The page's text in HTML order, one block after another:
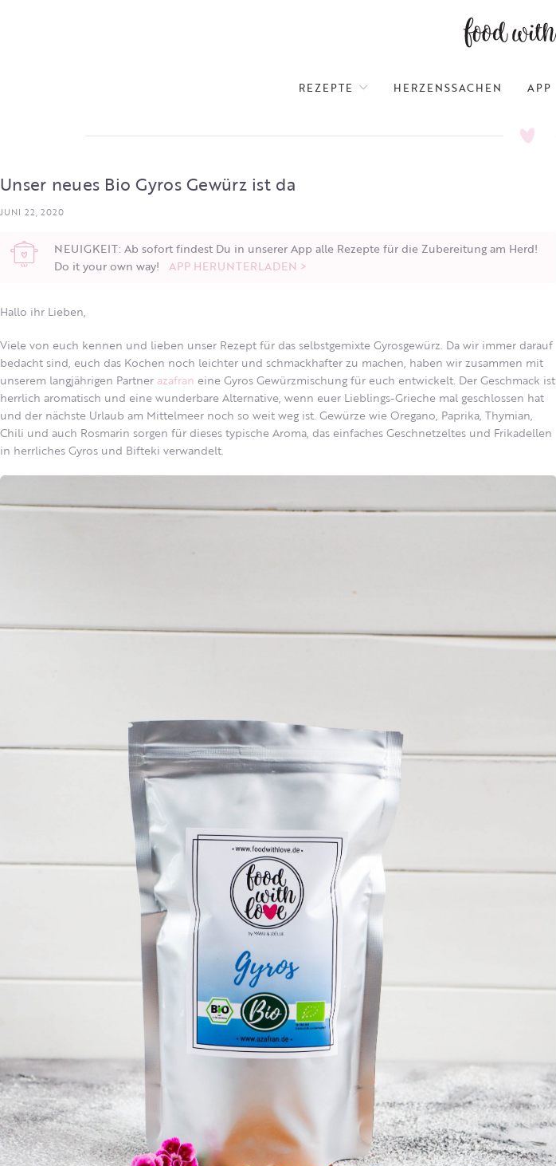
REZEPTE HERZENSSACHEN APP
Unser neues Bio Gyros Gewürz ist da
JUNI 22, 2020
NEUIGKEIT: Ab sofort findest Du in unserer App alle Rezepte für die Zubereitung am Herd!
Do it your own way! APP HERUNTERLADEN >
Hallo ihr Lieben,
Viele von euch kennen und lieben unser Rezept für das selbstgemixte Gyrosgewürz. Da wir immer darauf
bedacht sind, euch das Kochen noch leichter und schmackhafter zu machen, haben wir zusammen mit
unserem langjährigen Partner azafran eine Gyros Gewürzmischung für euch entwickelt. Der Geschmack ist
herrlich aromatisch und eine wunderbare Alternative, wenn euer Lieblings-Grieche mal geschlossen hat
und der nächste Urlaub am Mittelmeer noch so weit weg ist. Gewürze wie Oregano, Paprika, Thymian,
Chili und auch Rosmarin sorgen für dieses typische Aroma, das einfaches Geschnetzeltes und Frikadellen
in herrliches Gyros und Bifteki verwandelt.